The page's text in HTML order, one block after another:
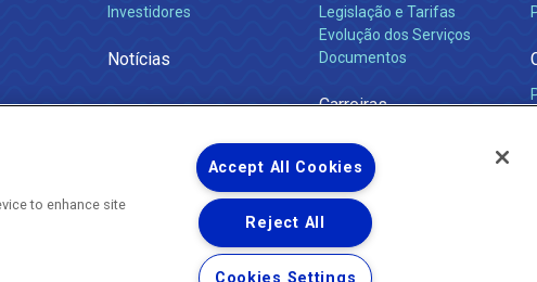
Investidores
Notícias
Legislação e Tarifas
Evolução dos Serviços
Documentos
Carreiras
Copyright ® 2026 - Todos os Direitos Reservados.
to enhance site
Accept All Cookies
Reject All
Cookies Settings